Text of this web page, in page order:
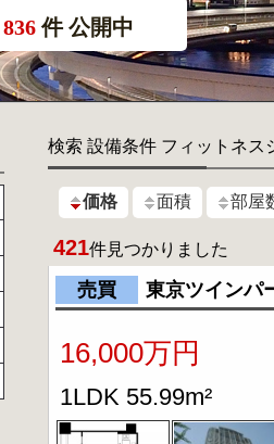
836 件公開中
検索 設備条件 フィットネス
価格 面積 部屋
421件見つかりました
売買 東京ツイン
16,000万円
1LDK 55.99m²